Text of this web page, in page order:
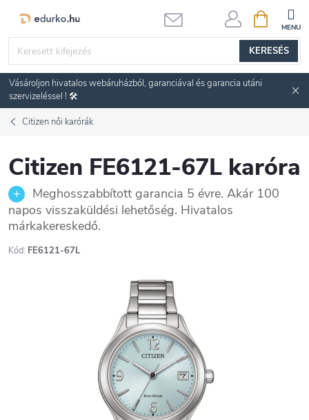
KERESÉS
KOSÁR
Vásároljon hivatalos webáruházból, garanciával és garancia utáni
szervizeléssel ! 🛠️
Citizen női karórák
Citizen FE6121-67L karóra
Meghosszabbított garancia 5 évre. Akár 100
napos visszaküldési lehetőség. Hivatalos
márkakereskedő.
Kód: FE6121-67L